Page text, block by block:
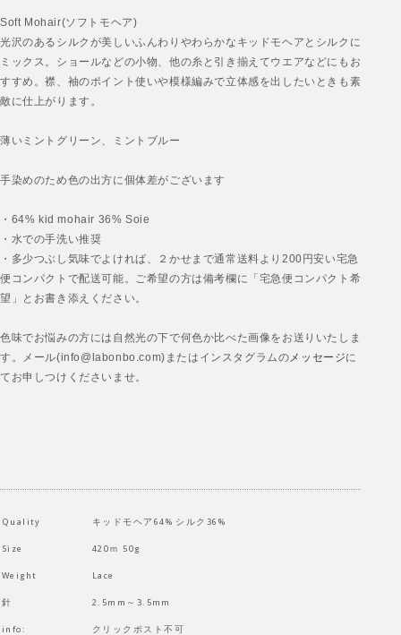
Soft Mohair(ソフトモヘア)
光沢のあるシルクが美しいふんわりやわらかなキッドモヘアとシルクに
ミックス。ショールなどの小物、他の糸と引き揃えてウエアなどにもお
すすめ。襟、袖のポイント使いや模様編みで立体感を出したいときも素
敵に仕上がります。
薄いミントグリーン、ミントブルー
手染めのため色の出方に個体差がございます
・64% kid mohair 36% Soie
・水での手洗い推奨
・多少つぶし気味でよければ、２かせまで通常送料より200円安い宅急
便コンパクトで配送可能。ご希望の方は備考欄に「宅急便コンパクト希
望」とお書き添えください。
色味でお悩みの方には自然光の下で何色か比べた画像をお送りいたしま
す。メール(info@labonbo.com)またはインスタグラムの メッセージに
てお申しつけくださいませ。
Quality キッドモヘア64% シルク36%
Size 420ｍ 50g
Weight Lace
針 2.5mm～3.5mm
info: クリックポスト不可